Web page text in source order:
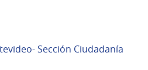
Sección Ciudadanía